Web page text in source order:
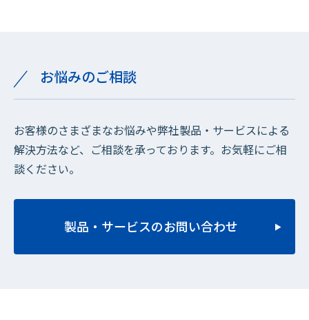
お悩みのご相談
お客様のさまざまなお悩みや弊社製品・サービスによる
解決方法など、ご相談を承っております。お気軽にご相
談ください。
製品・サービスのお問い合わせ